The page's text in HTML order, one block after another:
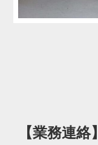
【業務連絡】